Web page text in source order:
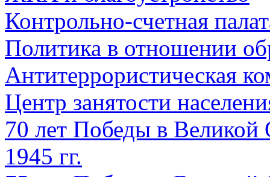
Контрольно-счетная
Политика в отношении
Антитеррористическая
Центр занятости
70 лет Победы в Великой
1945 гг.